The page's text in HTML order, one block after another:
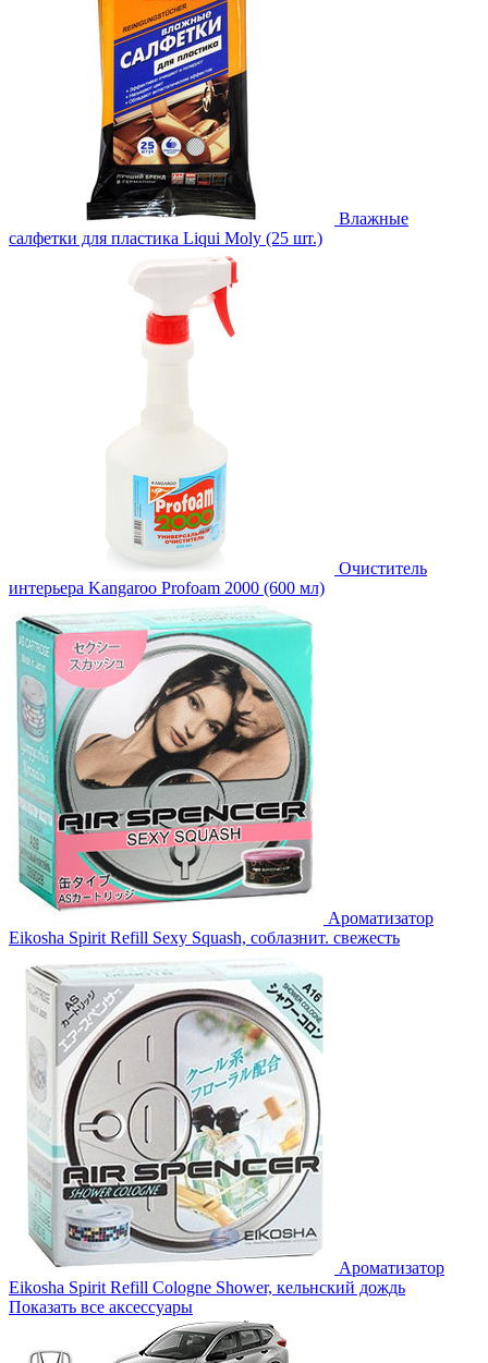
Влажные
салфетки для пластика Liqui Moly (25 шт.)
Очиститель
интерьера Kangaroo Profoam 2000 (600 мл)
Ароматизатор
Eikosha Spirit Refill Sexy Squash, соблазнит. свежесть
Ароматизатор
Eikosha Spirit Refill Cologne Shower, кельнский дождь
Показать все аксессуары